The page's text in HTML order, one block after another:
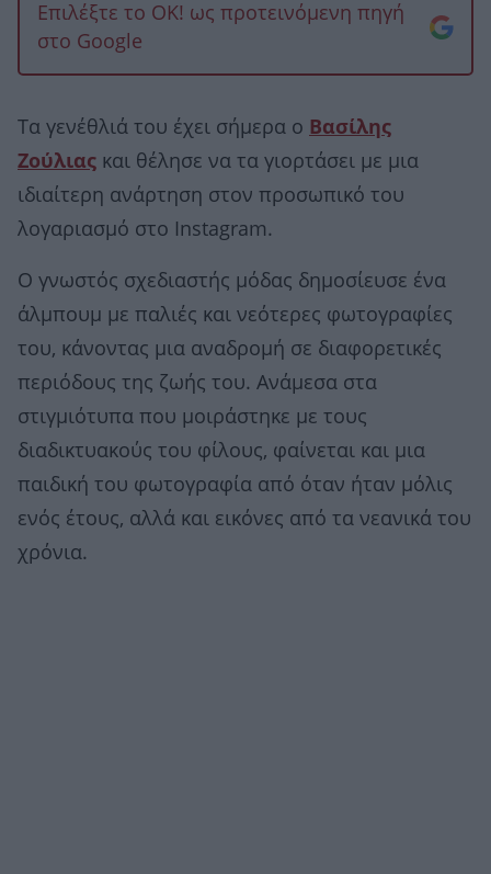
Επιλέξτε το OK! ως προτεινόμενη πηγή
στο Google
Τα γενέθλιά του έχει σήμερα ο Βασίλης
Ζούλιας και θέλησε να τα γιορτάσει με μια
ιδιαίτερη ανάρτηση στον προσωπικό του
λογαριασμό στο Instagram.
Ο γνωστός σχεδιαστής μόδας δημοσίευσε ένα
άλμπουμ με παλιές και νεότερες φωτογραφίες
του, κάνοντας μια αναδρομή σε διαφορετικές
περιόδους της ζωής του. Ανάμεσα στα
στιγμιότυπα που μοιράστηκε με τους
διαδικτυακούς του φίλους, φαίνεται και μια
παιδική του φωτογραφία από όταν ήταν μόλις
ενός έτους, αλλά και εικόνες από τα νεανικά του
χρόνια.